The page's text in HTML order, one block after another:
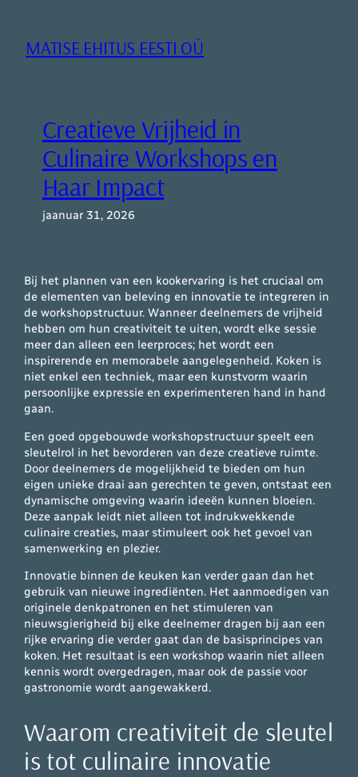
juurdeMATISE EHITUS EESTI OÜ
Creatieve Vrijheid in
Culinaire Workshops en
Haar Impact
jaanuar 31, 2026
Bij het plannen van een kookervaring is het cruciaal om
de elementen van beleving en innovatie te integreren in
de workshopstructuur. Wanneer deelnemers de vrijheid
hebben om hun creativiteit te uiten, wordt elke sessie
meer dan alleen een leerproces; het wordt een
inspirerende en memorabele aangelegenheid. Koken is
niet enkel een techniek, maar een kunstvorm waarin
persoonlijke expressie en experimenteren hand in hand
gaan.
Een goed opgebouwde workshopstructuur speelt een
sleutelrol in het bevorderen van deze creatieve ruimte.
Door deelnemers de mogelijkheid te bieden om hun
eigen unieke draai aan gerechten te geven, ontstaat een
dynamische omgeving waarin ideeën kunnen bloeien.
Deze aanpak leidt niet alleen tot indrukwekkende
culinaire creaties, maar stimuleert ook het gevoel van
samenwerking en plezier.
Innovatie binnen de keuken kan verder gaan dan het
gebruik van nieuwe ingrediënten. Het aanmoedigen van
originele denkpatronen en het stimuleren van
nieuwsgierigheid bij elke deelnemer dragen bij aan een
rijke ervaring die verder gaat dan de basisprincipes van
koken. Het resultaat is een workshop waarin niet alleen
kennis wordt overgedragen, maar ook de passie voor
gastronomie wordt aangewakkerd.
Waarom creativiteit de sleutel
is tot culinaire innovatie